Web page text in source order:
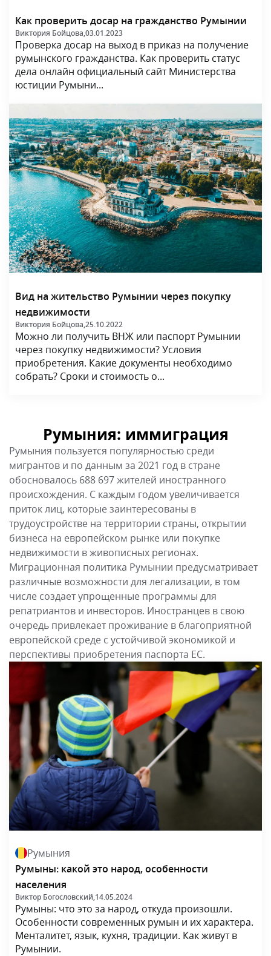
Как проверить досар на гражданство Румынии
Виктория Бойцова,03.01.2023
Проверка досар на выход в приказ на получение
румынского гражданства. Как проверить статус
дела онлайн официальный сайт Министерства
юстиции Румыни...
Вид на жительство Румынии через покупку
недвижимости
Виктория Бойцова,25.10.2022
Можно ли получить ВНЖ или паспорт Румынии
через покупку недвижимости? Условия
приобретения. Какие документы необходимо
собрать? Сроки и стоимость о...
Румыния: иммиграция
Румыния пользуется популярностью среди
мигрантов и по данным за 2021 год в стране
обосновалось 688 697 жителей иностранного
происхождения. С каждым годом увеличивается
приток лиц, которые заинтересованы в
трудоустройстве на территории страны, открытии
бизнеса на европейском рынке или покупке
недвижимости в живописных регионах.
Миграционная политика Румынии предусматривает
различные возможности для легализации, в том
числе создает упрощенные программы для
репатриантов и инвесторов. Иностранцев в свою
очередь привлекает проживание в благоприятной
европейской среде с устойчивой экономикой и
перспективы приобретения паспорта ЕС.
Румыния
Румыны: какой это народ, особенности
населения
Виктор Богословский,14.05.2024
Румыны: что это за народ, откуда произошли.
Особенности современных румын и их характера.
Менталитет, язык, кухня, традиции. Как живут в
Румынии.